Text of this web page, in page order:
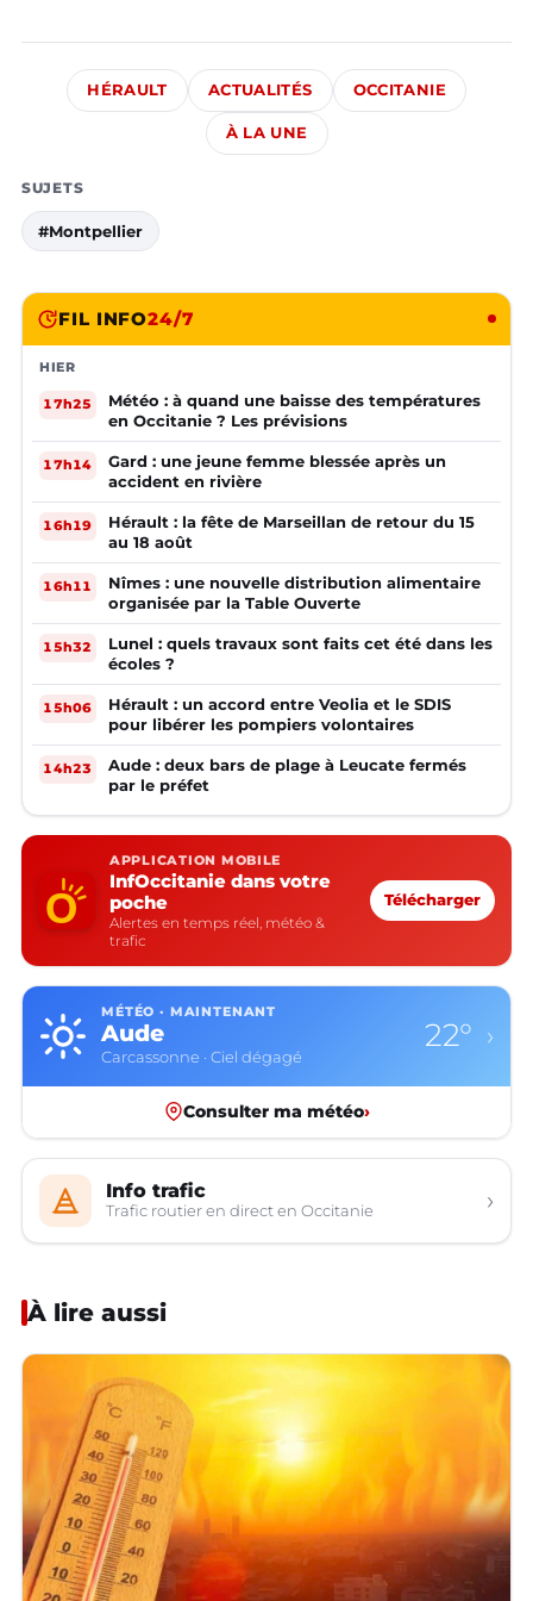
HÉRAULT ACTUALITÉS OCCITANIE
À LA UNE
SUJETS
#Montpellier
FIL INFO24/7
HIER
17h25
Météo : à quand une baisse des températures
en Occitanie ? Les prévisions
17h14
Gard : une jeune femme blessée après un
accident en rivière
16h19
Hérault : la fête de Marseillan de retour du 15
au 18 août
16h11
Nîmes : une nouvelle distribution alimentaire
organisée par la Table Ouverte
15h32
Lunel : quels travaux sont faits cet été dans les
écoles ?
15h06
Hérault : un accord entre Veolia et le SDIS
pour libérer les pompiers volontaires
14h23
Aude : deux bars de plage à Leucate fermés
par le préfet
APPLICATION MOBILE
InfOccitanie dans votre
poche
Alertes en temps réel, météo &
trafic
Télécharger
MÉTÉO · MAINTENANT
Aude
Carcassonne · Ciel dégagé
22° ›
Consulter ma météo›
Info trafic
Trafic routier en direct en Occitanie ›
À lire aussi